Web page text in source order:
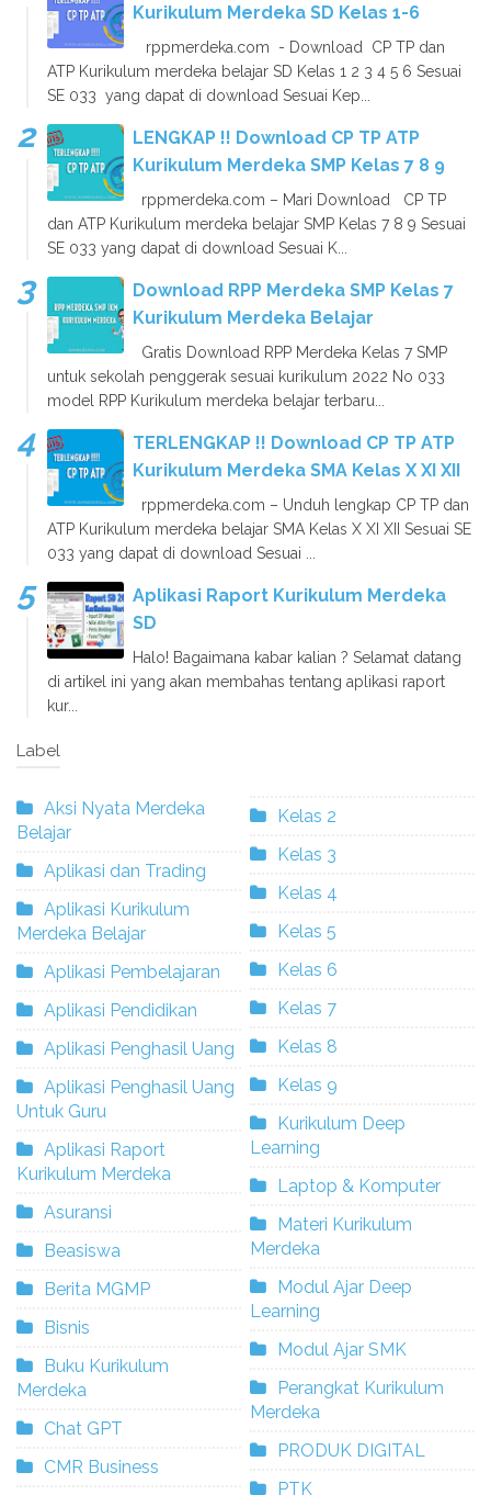
Kurikulum Merdeka SD Kelas 1-6
rppmerdeka.com - Download CP TP dan
ATP Kurikulum merdeka belajar SD Kelas 1 2 3 4 5 6 Sesuai
SE 033 yang dapat di download Sesuai Kep...
LENGKAP !! Download CP TP ATP
Kurikulum Merdeka SMP Kelas 7 8 9
rppmerdeka.com – Mari Download CP TP
dan ATP Kurikulum merdeka belajar SMP Kelas 7 8 9 Sesuai
SE 033 yang dapat di download Sesuai K...
Download RPP Merdeka SMP Kelas 7
Kurikulum Merdeka Belajar
Gratis Download RPP Merdeka Kelas 7 SMP
untuk sekolah penggerak sesuai kurikulum 2022 No 033
model RPP Kurikulum merdeka belajar terbaru...
TERLENGKAP !! Download CP TP ATP
Kurikulum Merdeka SMA Kelas X XI XII
rppmerdeka.com – Unduh lengkap CP TP dan
ATP Kurikulum merdeka belajar SMA Kelas X XI XII Sesuai SE
033 yang dapat di download Sesuai ...
Aplikasi Raport Kurikulum Merdeka
SD
Halo! Bagaimana kabar kalian ? Selamat datang
di artikel ini yang akan membahas tentang aplikasi raport
kur...
Label
Aksi Nyata Merdeka
Belajar
Aplikasi dan Trading
Aplikasi Kurikulum
Merdeka Belajar
Aplikasi Pembelajaran
Aplikasi Pendidikan
Aplikasi Penghasil Uang
Aplikasi Penghasil Uang
Untuk Guru
Aplikasi Raport
Kurikulum Merdeka
Asuransi
Beasiswa
Berita MGMP
Bisnis
Buku Kurikulum
Merdeka
Chat GPT
CMR Business
Kelas 2
Kelas 3
Kelas 4
Kelas 5
Kelas 6
Kelas 7
Kelas 8
Kelas 9
Kurikulum Deep
Learning
Laptop & Komputer
Materi Kurikulum
Merdeka
Modul Ajar Deep
Learning
Modul Ajar SMK
Perangkat Kurikulum
Merdeka
PRODUK DIGITAL
PTK